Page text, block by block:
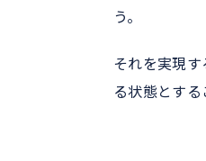
う。
それを実現
る状態とする